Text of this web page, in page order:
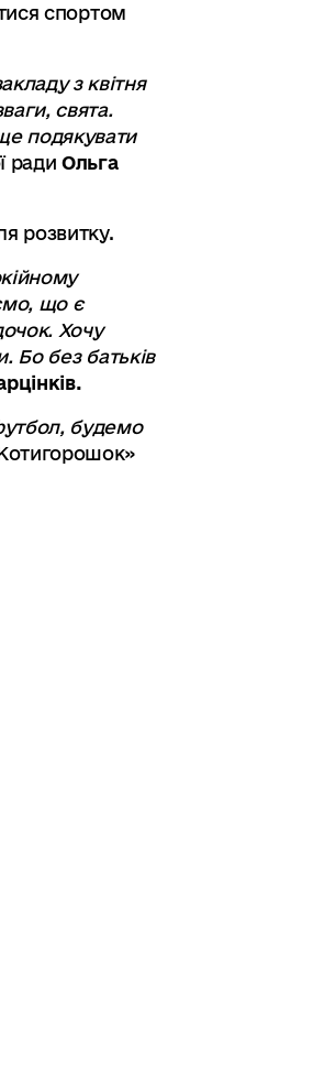
спортом
з квітня
свята.
подякувати
радиОльга
розвитку.
що є
Хочу
Бо без батьків
будемо